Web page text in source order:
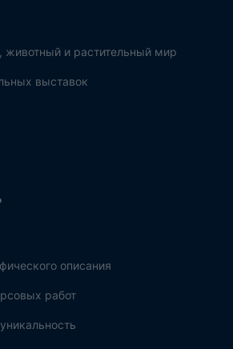
и растительный мир
выставок
описания
работ